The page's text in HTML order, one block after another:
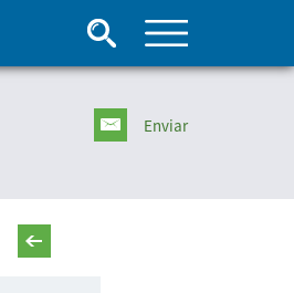
Enviar